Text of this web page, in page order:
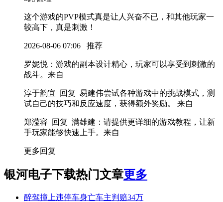
这个游戏的PVP模式真是让人兴奋不已，和其他玩家一
较高下，真是刺激！
2026-08-06 07:06 推荐
罗妮悦 ：游戏的副本设计精心，玩家可以享受到刺激的
战斗。 来自
淳于韵宜 回复 易建伟尝试各种游戏中的挑战模式，测
试自己的技巧和反应速度，获得额外奖励。 来自
郑滢容 回复 满雄建 ：请提供更详细的游戏教程，让新
手玩家能够快速上手。 来自
更多回复
银河电子下载热门文章更多
醉驾撞上违停车身亡车主判赔34万